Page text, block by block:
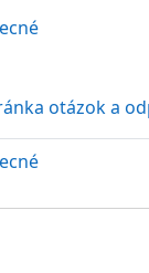
sekcie
otázok a